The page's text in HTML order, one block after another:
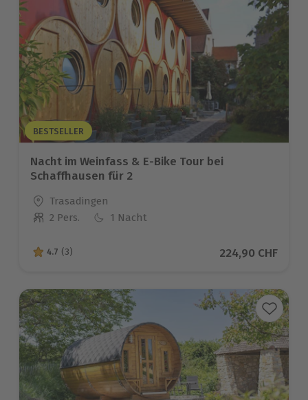
BESTSELLER
Nacht im Weinfass & E-Bike Tour bei
Schaffhausen für 2
Standort
Trasadingen
Anzahl der Teilnehmer
2 Pers. 1 Nacht
4.7 von 5 Sternen basierend auf 3 Bewertungen
4.7 (3) Aktueller Preis
224,90 CHF